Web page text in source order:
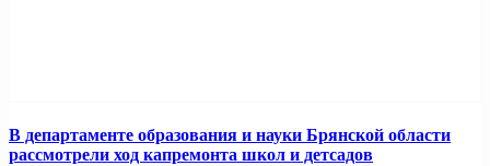
В департаменте образования и науки Брянской области
рассмотрели ход капремонта школ и детсадов